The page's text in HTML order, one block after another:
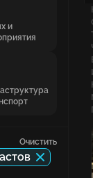
и
Очистить